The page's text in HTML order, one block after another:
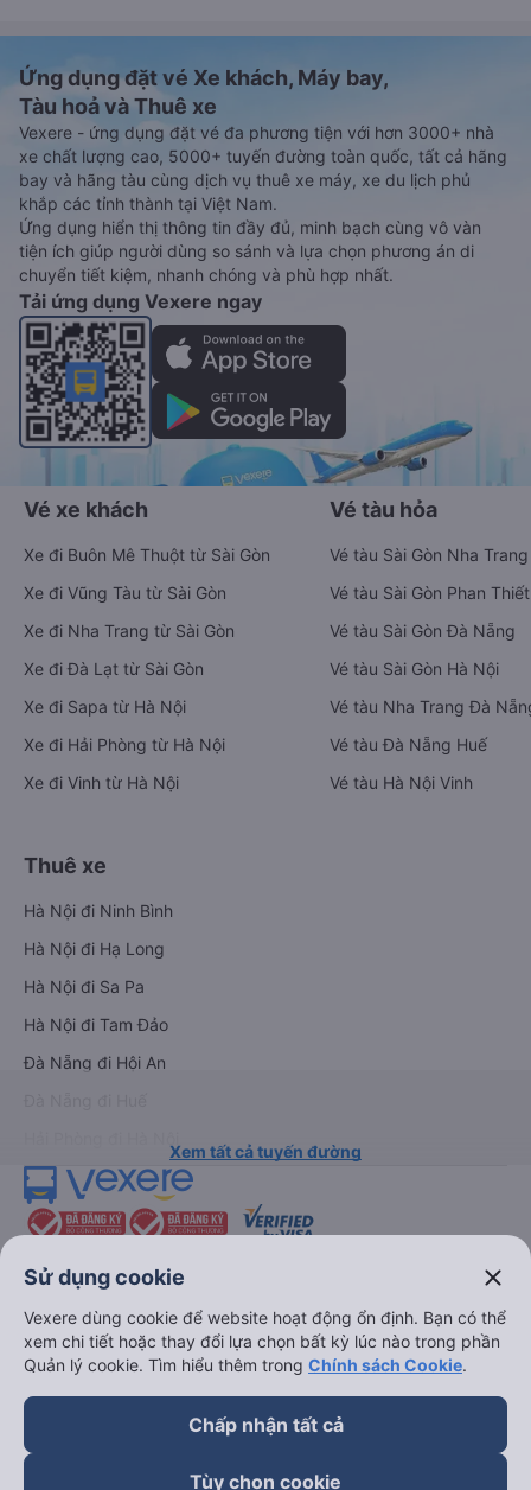
Ứng dụng đặt vé Xe khách, Máy bay,
Tàu hoả và Thuê xe
Vexere - ứng dụng đặt vé đa phương tiện với hơn 3000+ nhà
xe chất lượng cao, 5000+ tuyến đường toàn quốc, tất cả hãng
bay và hãng tàu cùng dịch vụ thuê xe máy, xe du lịch phủ
khắp các tỉnh thành tại Việt Nam.
Ứng dụng hiển thị thông tin đầy đủ, minh bạch cùng vô vàn
tiện ích giúp người dùng so sánh và lựa chọn phương án di
chuyển tiết kiệm, nhanh chóng và phù hợp nhất.
Tải ứng dụng Vexere ngay
Vé xe khách
Xe đi Buôn Mê Thuột từ Sài Gòn
Xe đi Vũng Tàu từ Sài Gòn
Xe đi Nha Trang từ Sài Gòn
Xe đi Đà Lạt từ Sài Gòn
Xe đi Sapa từ Hà Nội
Xe đi Hải Phòng từ Hà Nội
Xe đi Vinh từ Hà Nội
Vé tàu hỏa
Vé tàu Sài Gòn Nha Trang
Vé tàu Sài Gòn Phan Thiết
Vé tàu Sài Gòn Đà Nẵng
Vé tàu Sài Gòn Hà Nội
Vé tàu Nha Trang Đà
Vé tàu Đà Nẵng Huế
Vé tàu Hà Nội Vinh
Thuê xe
Hà Nội đi Ninh Bình
Hà Nội đi Hạ Long
Hà Nội đi Sa Pa
Hà Nội đi Tam Đảo
Đà Nẵng đi Hội An
Xem tất cả tuyến đường
keyboard_arrow_down
Về chúng tôi
Sử dụng cookie close
Vexere dùng cookie để website hoạt động ổn định. Bạn có thể
xem chi tiết hoặc thay đổi lựa chọn bất kỳ lúc nào trong phần
Quản lý cookie. Tìm hiểu thêm trong Chính sách Cookie.
Chấp nhận tất cả
Tùy chọn cookie